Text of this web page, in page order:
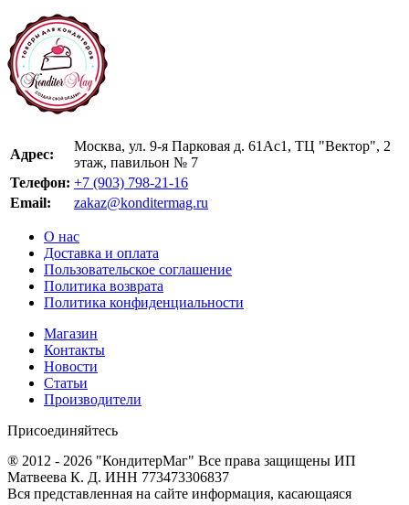
Адрес:
Москва, ул. 9-я Парковая д. 61Ас1, ТЦ "Вектор", 2
этаж, павильон № 7
Телефон: +7 (903) 798-21-16
Email:
zakaz@konditermag.ru
О нас
Доставка и оплата
Пользовательское соглашение
Политика возврата
Политика конфиденциальности
Магазин
Контакты
Новости
Статьи
Производители
Присоединяйтесь
® 2012 - 2026 "КондитерМаг" Все права защищены ИП
Матвеева К. Д. ИНН 773473306837
Вся представленная на сайте информация, касающаяся